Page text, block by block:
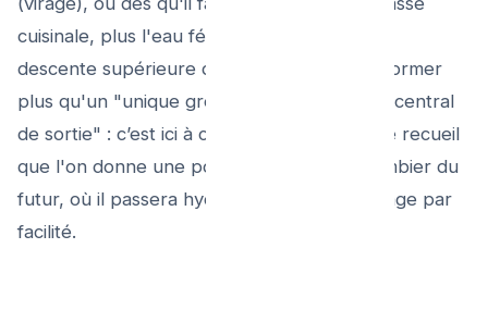
cuisinale, plus l'eau fécale noircie (WC) à la
descente supérieure de l’étage pour ne reformer
plus qu'un "unique gros collecteur terminal central
de sortie" : c’est ici à cette plaque carrée de recueil
que l'on donne une porte au plongeur-plombier du
futur, où il passera hydro et caméra de curage par
facilité.